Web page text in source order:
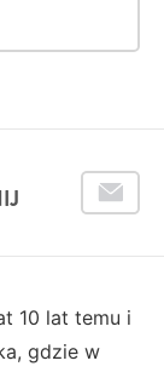
10 lat temu i
gdzie w